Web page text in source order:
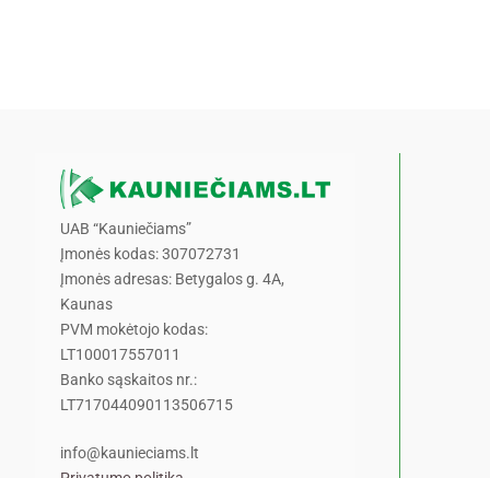
UAB “Kauniečiams”
Įmonės kodas: 307072731
Įmonės adresas: Betygalos g. 4A,
Kaunas
PVM mokėtojo kodas:
LT100017557011
Banko sąskaitos nr.:
LT717044090113506715
info@kaunieciams.lt